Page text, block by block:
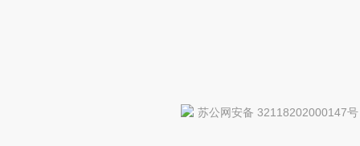
苏公网安备 32118202000147号